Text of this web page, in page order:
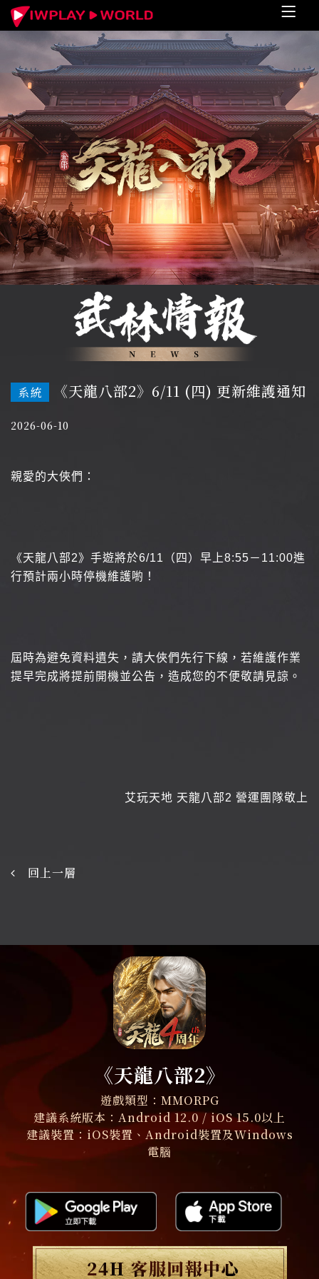
系統 《天龍八部2》6/11 (四) 更新維護通知
2026-06-10
親愛的大俠們：
《天龍八部2》手遊將於6/11（四）早上8:55－11:00進
行預計兩小時停機維護喲！
屆時為避免資料遺失，請大俠們先行下線，若維護作業
提早完成將提前開機並公告，造成您的不便敬請見諒。
艾玩天地 天龍八部2 營運團隊敬上
回上一層
《天龍八部2》
遊戲類型：MMORPG
建議系統版本：Android 12.0 / iOS 15.0以上
建議裝置：iOS裝置、Android裝置及Windows
電腦